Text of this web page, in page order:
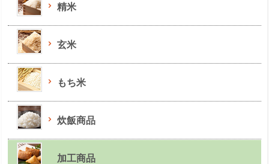
精米
玄米
もち米
炊飯商品
加工商品